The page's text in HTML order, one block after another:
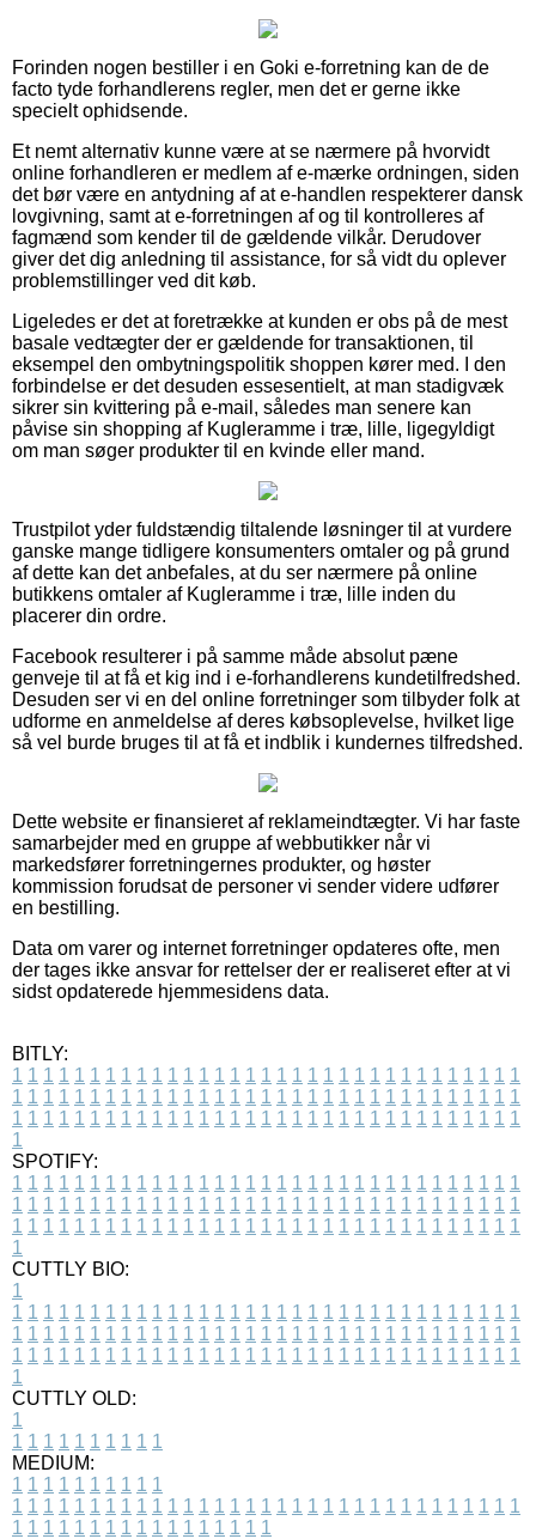
Forinden nogen bestiller i en Goki e-forretning kan de de
facto tyde forhandlerens regler, men det er gerne ikke
specielt ophidsende.
Et nemt alternativ kunne være at se nærmere på hvorvidt
online forhandleren er medlem af e-mærke ordningen, siden
det bør være en antydning af at e-handlen respekterer dansk
lovgivning, samt at e-forretningen af og til kontrolleres af
fagmænd som kender til de gældende vilkår. Derudover
giver det dig anledning til assistance, for så vidt du oplever
problemstillinger ved dit køb.
Ligeledes er det at foretrække at kunden er obs på de mest
basale vedtægter der er gældende for transaktionen, til
eksempel den ombytningspolitik shoppen kører med. I den
forbindelse er det desuden essesentielt, at man stadigvæk
sikrer sin kvittering på e-mail, således man senere kan
påvise sin shopping af Kugleramme i træ, lille, ligegyldigt
om man søger produkter til en kvinde eller mand.
Trustpilot yder fuldstændig tiltalende løsninger til at vurdere
ganske mange tidligere konsumenters omtaler og på grund
af dette kan det anbefales, at du ser nærmere på online
butikkens omtaler af Kugleramme i træ, lille inden du
placerer din ordre.
Facebook resulterer i på samme måde absolut pæne
genveje til at få et kig ind i e-forhandlerens kundetilfredshed.
Desuden ser vi en del online forretninger som tilbyder folk at
udforme en anmeldelse af deres købsoplevelse, hvilket lige
så vel burde bruges til at få et indblik i kundernes tilfredshed.
Dette website er finansieret af reklameindtægter. Vi har faste
samarbejder med en gruppe af webbutikker når vi
markedsfører forretningernes produkter, og høster
kommission forudsat de personer vi sender videre udfører
en bestilling.
Data om varer og internet forretninger opdateres ofte, men
der tages ikke ansvar for rettelser der er realiseret efter at vi
sidst opdaterede hjemmesidens data.
BITLY:
1 1 1 1 1 1 1 1 1 1 1 1 1 1 1 1 1 1 1 1 1 1 1 1 1 1 1 1 1 1 1 1 1
1 1 1 1 1 1 1 1 1 1 1 1 1 1 1 1 1 1 1 1 1 1 1 1 1 1 1 1 1 1 1 1 1
1 1 1 1 1 1 1 1 1 1 1 1 1 1 1 1 1 1 1 1 1 1 1 1 1 1 1 1 1 1 1 1 1
1
SPOTIFY:
1 1 1 1 1 1 1 1 1 1 1 1 1 1 1 1 1 1 1 1 1 1 1 1 1 1 1 1 1 1 1 1 1
1 1 1 1 1 1 1 1 1 1 1 1 1 1 1 1 1 1 1 1 1 1 1 1 1 1 1 1 1 1 1 1 1
1 1 1 1 1 1 1 1 1 1 1 1 1 1 1 1 1 1 1 1 1 1 1 1 1 1 1 1 1 1 1 1 1
1
CUTTLY BIO:
1
1 1 1 1 1 1 1 1 1 1 1 1 1 1 1 1 1 1 1 1 1 1 1 1 1 1 1 1 1 1 1 1 1
1 1 1 1 1 1 1 1 1 1 1 1 1 1 1 1 1 1 1 1 1 1 1 1 1 1 1 1 1 1 1 1 1
1 1 1 1 1 1 1 1 1 1 1 1 1 1 1 1 1 1 1 1 1 1 1 1 1 1 1 1 1 1 1 1 1
1
CUTTLY OLD:
1
1 1 1 1 1 1 1 1 1 1
MEDIUM:
1 1 1 1 1 1 1 1 1 1
1 1 1 1 1 1 1 1 1 1 1 1 1 1 1 1 1 1 1 1 1 1 1 1 1 1 1 1 1 1 1 1 1
1 1 1 1 1 1 1 1 1 1 1 1 1 1 1 1 1